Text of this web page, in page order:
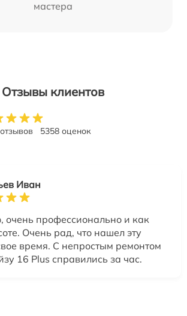
мастера
Отзывы клиентов
5358 оценок
Иван
очень профессионально и как
Очень рад, что нашел эту
время. С непростым ремонтом
16 Plus справились за час.